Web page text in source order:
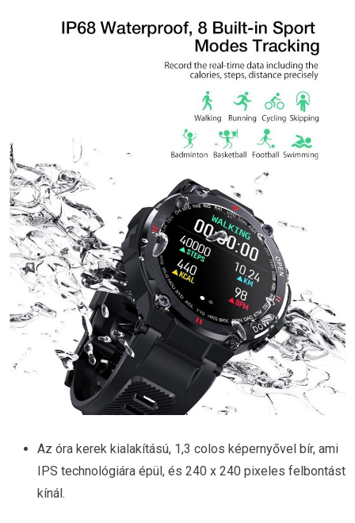
Az óra kerek kialakítású, 1,3 colos képernyővel bír, ami
IPS technológiára épül, és 240 x 240 pixeles felbontást
kínál.